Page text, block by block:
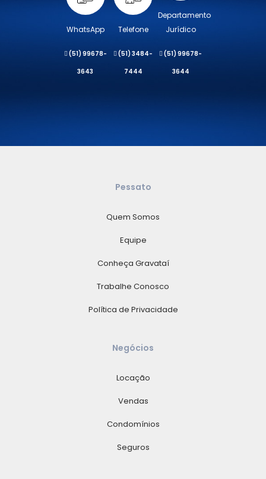
WhatsApp
(51) 99678-
3643
Telefone
(51) 3484-
7444
Departamento
Jurídico
(51) 99678-
3644
Pessato
Quem Somos
Equipe
Conheça Gravataí
Trabalhe Conosco
Política de Privacidade
Negócios
Locação
Vendas
Condomínios
Seguros